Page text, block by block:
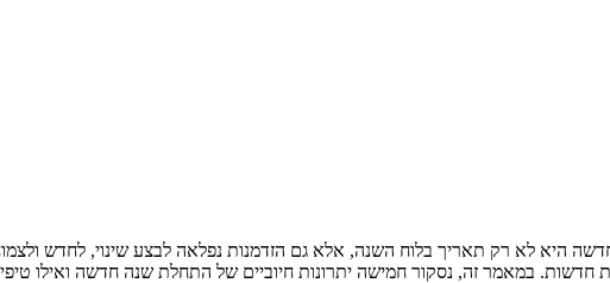
היא לא רק תאריך בלוח השנה, אלא גם הזדמנות נפלאה לבצע שינוי, לחדש
חדשות. במאמר זה, נסקור חמישה יתרונות חיוביים של התחלת שנה חדשה ואילו